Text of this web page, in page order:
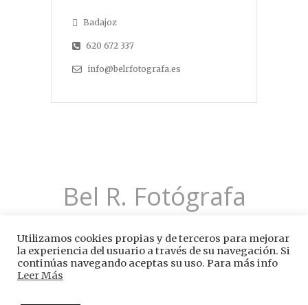
Badajoz
620 672 337
info@belrfotografa.es
Bel R. Fotógrafa
© 2026 -
Utilizamos cookies propias y de terceros para mejorar
la experiencia del usuario a través de su navegación. Si
continúas navegando aceptas su uso. Para más info
Leer Más